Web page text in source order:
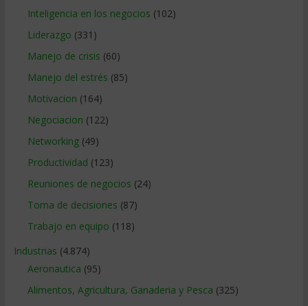
Inteligencia en los negocios (102)
Liderazgo (331)
Manejo de crisis (60)
Manejo del estrés (85)
Motivacion (164)
Negociacion (122)
Networking(49)
Productividad (123)
Reuniones de negocios (24)
Toma de decisiones (87)
Trabajo en equipo (118)
Industrias (4.874)
Aeronautica (95)
Alimentos, Agricultura, Ganaderia y Pesca (325)